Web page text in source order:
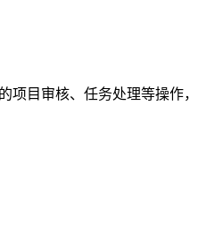
项目审核、任务处理等操作